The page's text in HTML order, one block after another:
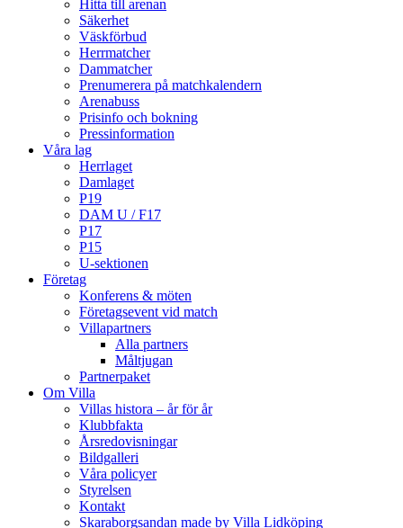
Hitta till arenan
Säkerhet
Väskförbud
Herrmatcher
Dammatcher
Prenumerera på matchkalendern
Arenabuss
Prisinfo och bokning
Pressinformation
Våra lag
Herrlaget
Damlaget
P19
DAM U / F17
P17
P15
U-sektionen
Företag
Konferens & möten
Företagsevent vid match
Villapartners
Alla partners
Måltjugan
Partnerpaket
Om Villa
Villas histora – år för år
Klubbfakta
Årsredovisningar
Bildgalleri
Våra policyer
Styrelsen
Kontakt
Skaraborgsandan made by Villa Lidköping